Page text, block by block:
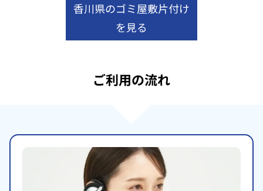
香川県のゴミ屋敷片付け
を見る
ご利用の流れ